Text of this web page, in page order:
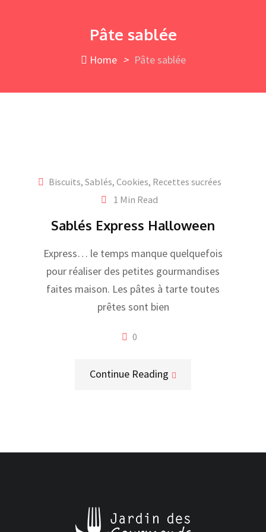
Pâte sablée
Home > Pâte sablée
Biscuits, Sablés, Cookies, Recettes sucrées
1 Min Read
Sablés Express Halloween
Express… le temps manque quelquefois
pour réaliser des petites gourmandises
faites maison. Les pâtes à tarte toutes
prêtes sont bien
0
Continue Reading